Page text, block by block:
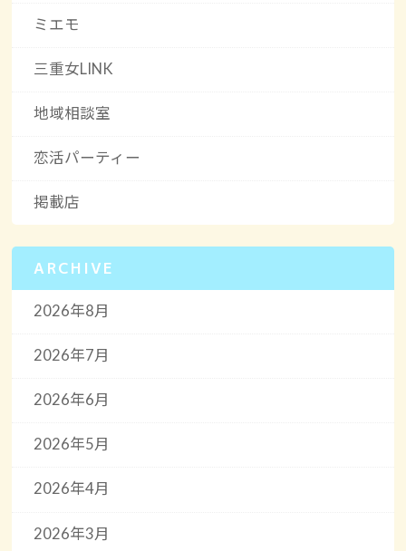
ミエモ
三重女LINK
地域相談室
恋活パーティー
掲載店
ARCHIVE
2026年8月
2026年7月
2026年6月
2026年5月
2026年4月
2026年3月